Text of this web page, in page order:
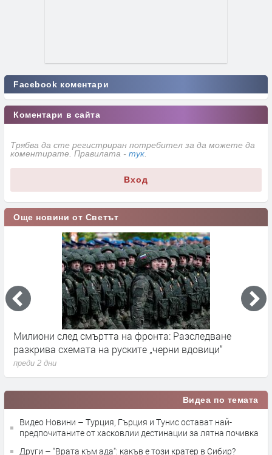
Facebook коментари
Коментари в сайта
Трябва да сте регистриран потребител за да можете да
коментирате. Правилата - тук.
Вход
Още новини от Светът
Германските служби разследват руски опити за
влияние върху местния вот през септември
преди 2 дни
Видеа по темата
Видео Новини – Турция, Гърция и Тунис остават най-
предпочитаните от хасковлии дестинации за лятна почивка
Други – "Врата към ада": какъв е този кратер в Сибир?